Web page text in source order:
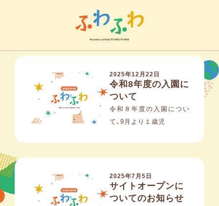
2025年12月22日
令和8年度の入園に
ついて
令和８年度の入園につい
て、9月より１歳児
2025年7月5日
サイトオープンに
ついてのお知らせ